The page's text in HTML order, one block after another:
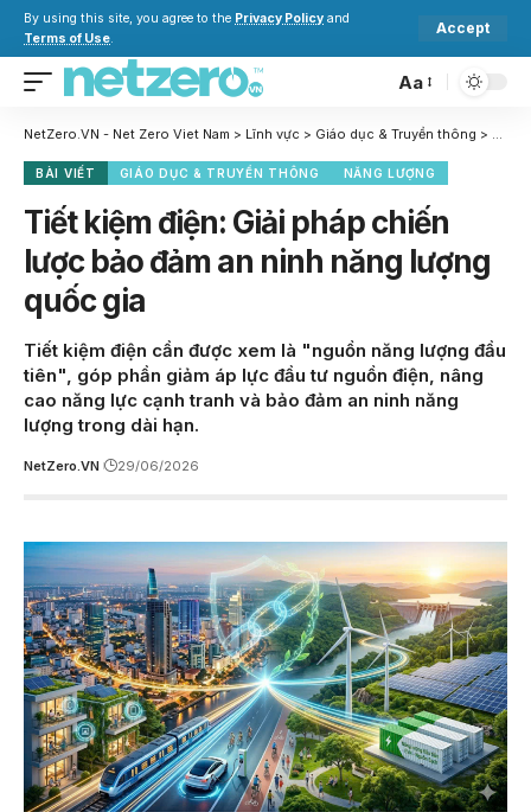
By using this site, you agree to the Privacy Policy and
Terms of Use.
Accept
Aa
NetZero.VN - Net Zero Viet Nam > Lĩnh vực > Giáo dục & Truyền thông > Tiết
BÀI VIẾT GIÁO DỤC & TRUYỀN THÔNG NĂNG LƯỢNG
Tiết kiệm điện: Giải pháp chiến
lược bảo đảm an ninh năng lượng
quốc gia
Tiết kiệm điện cần được xem là "nguồn năng lượng đầu
tiên", góp phần giảm áp lực đầu tư nguồn điện, nâng
cao năng lực cạnh tranh và bảo đảm an ninh năng
lượng trong dài hạn.
NetZero.VN 29/06/2026